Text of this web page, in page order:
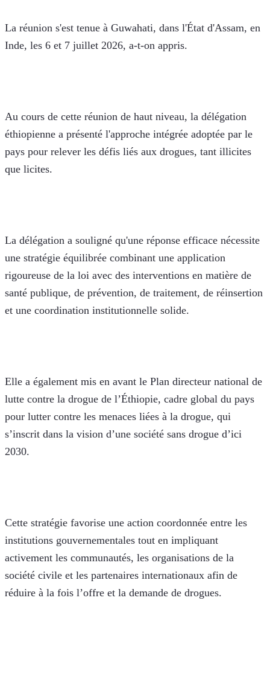
La réunion s'est tenue à Guwahati, dans l'État d'Assam, en
Inde, les 6 et 7 juillet 2026, a-t-on appris.
Au cours de cette réunion de haut niveau, la délégation
éthiopienne a présenté l'approche intégrée adoptée par le
pays pour relever les défis liés aux drogues, tant illicites
que licites.
La délégation a souligné qu'une réponse efficace nécessite
une stratégie équilibrée combinant une application
rigoureuse de la loi avec des interventions en matière de
santé publique, de prévention, de traitement, de réinsertion
et une coordination institutionnelle solide.
Elle a également mis en avant le Plan directeur national de
lutte contre la drogue de l’Éthiopie, cadre global du pays
pour lutter contre les menaces liées à la drogue, qui
s’inscrit dans la vision d’une société sans drogue d’ici
2030.
Cette stratégie favorise une action coordonnée entre les
institutions gouvernementales tout en impliquant
activement les communautés, les organisations de la
société civile et les partenaires internationaux afin de
réduire à la fois l’offre et la demande de drogues.